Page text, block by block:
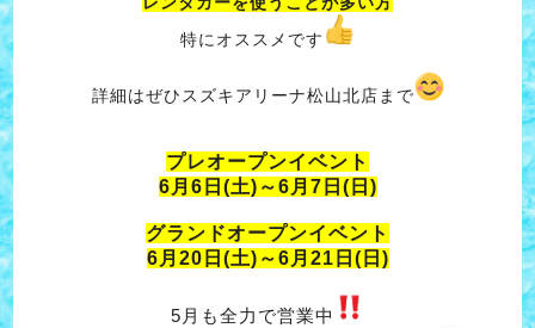
特にオススメです
詳細はぜひスズキアリーナ松山北店まで
プレオープンイベント
6月6日(土)～6月7日(日)
グランドオープンイベント
6月20日(土)～6月21日(日)
5月も全力で営業中